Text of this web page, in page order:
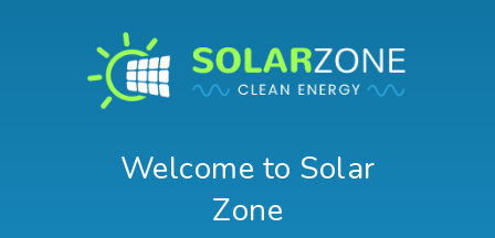
Welcome to Solar
Zone